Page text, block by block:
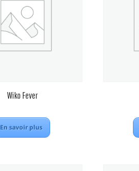
Wiko Fever
En savoir plus